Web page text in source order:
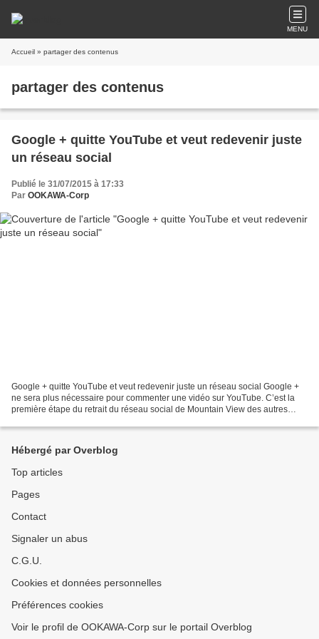
MENU
Accueil » partager des contenus
partager des contenus
Google + quitte YouTube et veut redevenir juste
un réseau social
Publié le 31/07/2015 à 17:33
Par OOKAWA-Corp
Google + quitte YouTube et veut redevenir juste un réseau social Google +
ne sera plus nécessaire pour commenter une vidéo sur YouTube. C’est la
première étape du retrait du réseau social de Mountain View des autres
Hébergé par Overblog
Top articles
Pages
Contact
Signaler un abus
C.G.U.
Cookies et données personnelles
Préférences cookies
Voir le profil de OOKAWA-Corp sur le portail Overblog